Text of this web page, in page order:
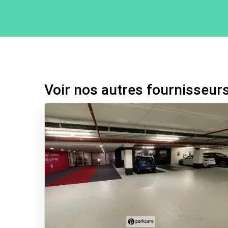
Voir nos autres